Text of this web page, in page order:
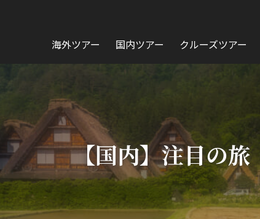
海外ツアー 国内ツアー クルーズツアー
【国内】注目の旅